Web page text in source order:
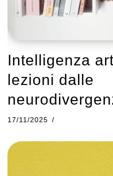
Intelligenza
lezioni dalle
17/11/2025